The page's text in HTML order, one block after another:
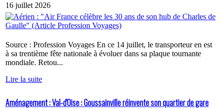
16 juillet 2026
Source : Profession Voyages En ce 14 juillet, le transporteur en est
à sa trentième fête nationale à évoluer dans sa plaque tournante
mondiale. Retou...
Lire la suite
Aménagement : Val-d'Oise : Goussainville réinvente son quartier de gare